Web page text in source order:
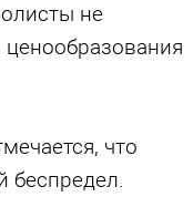
не
что
беспредел.